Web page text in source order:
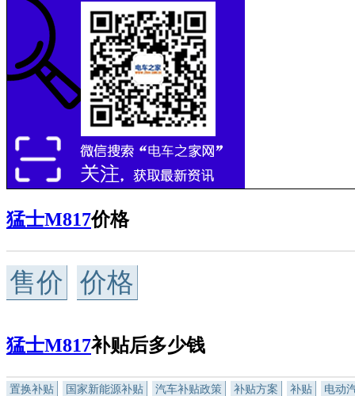
猛士M817价格
售价 价格
猛士M817补贴后多少钱
置换补贴 国家新能源补贴 汽车补贴政策 补贴方案 补贴 电动